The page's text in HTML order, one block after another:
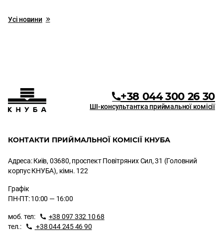
Усі новини
+38 044 300 26 30
ШІ-консультантка приймальної комісії
КОНТАКТИ ПРИЙМАЛЬНОЇ КОМІСІЇ КНУБА
Адреса: Київ, 03680, проспект Повітряних Сил, 31 (Головний
корпус КНУБА), кімн. 122
Графік
ПН-ПТ: 10:00 — 16:00
моб. тел:
+38 097 332 10 68
тел.:
+38 044 245 46 90